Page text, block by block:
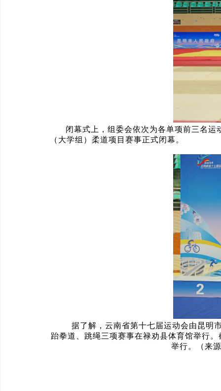
闭幕式上，组委会依次为各单项前三名
（大学组）柔道项目赛事正式闭幕。
据了解，云南省第十七届运动会由昆明市
跆拳道、跳绳三项赛事在禄劝县体育馆举行
举行。（来